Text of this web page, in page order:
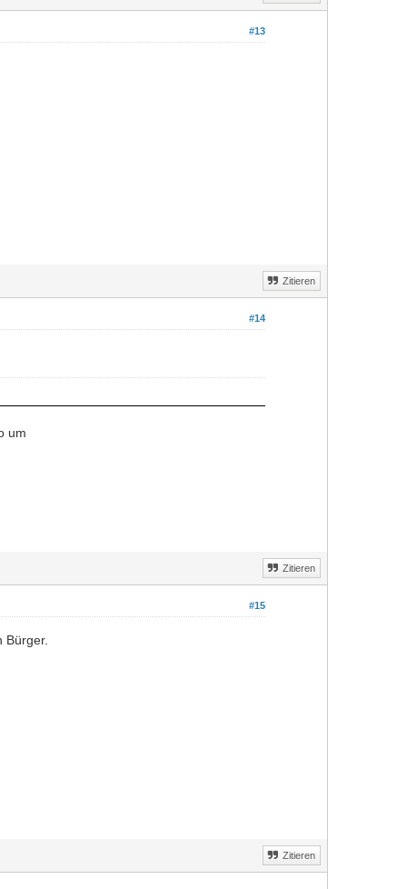
#13
Zitieren
#14
um
Zitieren
#15
Bürger.
Zitieren